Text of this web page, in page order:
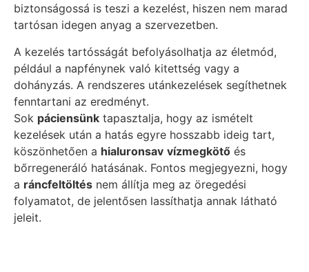
biztonságossá is teszi a kezelést, hiszen nem marad
tartósan idegen anyag a szervezetben.
A kezelés tartósságát befolyásolhatja az életmód,
például a napfénynek való kitettség vagy a
dohányzás. A rendszeres utánkezelések segíthetnek
fenntartani az eredményt.
Sok páciensünk tapasztalja, hogy az ismételt
kezelések után a hatás egyre hosszabb ideig tart,
köszönhetően a hialuronsav vízmegkötő és
bőrregeneráló hatásának. Fontos megjegyezni, hogy
a ráncfeltöltés nem állítja meg az öregedési
folyamatot, de jelentősen lassíthatja annak látható
jeleit.